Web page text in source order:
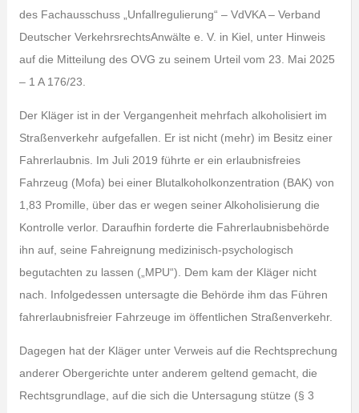
des Fachausschuss „Unfallregulierung“ – VdVKA – Verband
Deutscher VerkehrsrechtsAnwälte e. V. in Kiel, unter Hinweis
auf die Mitteilung des OVG zu seinem Urteil vom 23. Mai 2025
– 1 A 176/23.
Der Kläger ist in der Vergangenheit mehrfach alkoholisiert im
Straßenverkehr aufgefallen. Er ist nicht (mehr) im Besitz einer
Fahrerlaubnis. Im Juli 2019 führte er ein erlaubnisfreies
Fahrzeug (Mofa) bei einer Blutalkoholkonzentration (BAK) von
1,83 Promille, über das er wegen seiner Alkoholisierung die
Kontrolle verlor. Daraufhin forderte die Fahrerlaubnisbehörde
ihn auf, seine Fahreignung medizinisch-psychologisch
begutachten zu lassen („MPU“). Dem kam der Kläger nicht
nach. Infolgedessen untersagte die Behörde ihm das Führen
fahrerlaubnisfreier Fahrzeuge im öffentlichen Straßenverkehr.
Dagegen hat der Kläger unter Verweis auf die Rechtsprechung
anderer Obergerichte unter anderem geltend gemacht, die
Rechtsgrundlage, auf die sich die Untersagung stütze (§ 3